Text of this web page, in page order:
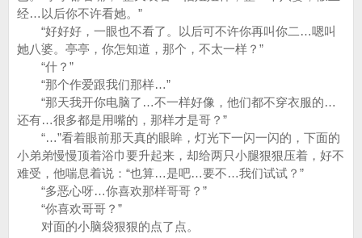
经…以后你不许看她。”
“好好好，一眼也不看了。以后可不许你再叫你二…嗯叫
她八婆。亭亭，你怎知道，那个，不太一样？”
“什？”
“那个作爱跟我们那样…”
“那天我开你电脑了…不一样好像，他们都不穿衣服的…
还有…很多都是用嘴的，那样才是哥？”
“…”看着眼前那天真的眼眸，灯光下一闪一闪的，下面的
小弟弟慢慢顶着浴巾要升起来，却给两只小腿狠狠压着，好不
难受，他喘息着说：“也算…是吧…要不…我们试试？”
“多恶心呀…你喜欢那样哥哥？”
“你喜欢哥哥？”
对面的小脑袋狠狠的点了点。